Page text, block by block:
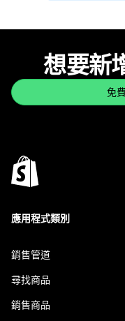
想要新
免
應用程式類別
銷售管道
尋找商品
銷售商品